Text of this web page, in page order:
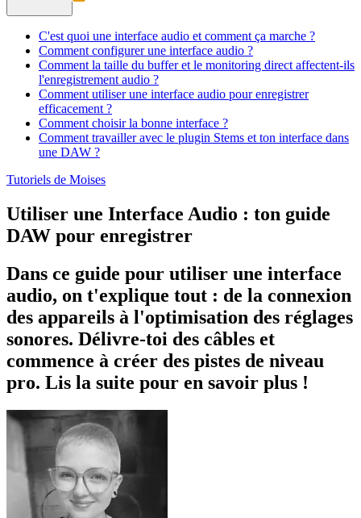
C'est quoi une interface audio et comment ça marche ?
Comment configurer une interface audio ?
Comment la taille du buffer et le monitoring direct affectent-ils
l'enregistrement audio ?
Comment utiliser une interface audio pour enregistrer
efficacement ?
Comment choisir la bonne interface ?
Comment travailler avec le plugin Stems et ton interface dans
une DAW ?
Tutoriels de Moises
Utiliser une Interface Audio : ton guide
DAW pour enregistrer
Dans ce guide pour utiliser une interface
audio, on t'explique tout : de la connexion
des appareils à l'optimisation des réglages
sonores. Délivre-toi des câbles et
commence à créer des pistes de niveau
pro. Lis la suite pour en savoir plus !